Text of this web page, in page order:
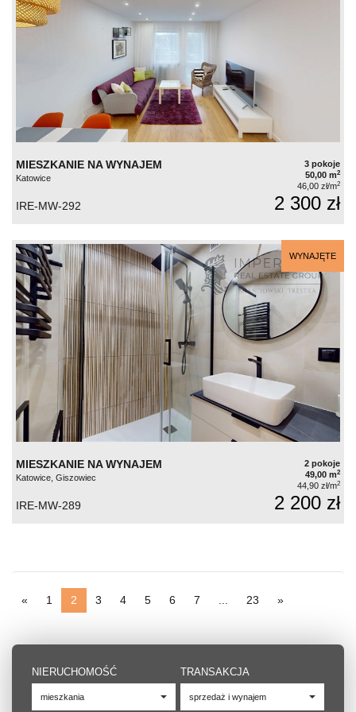
MIESZKANIE NA WYNAJEM
Katowice
3 pokoje
50,00 m2
46,00 zł/m2
IRE-MW-292 2 300 zł
WYNAJĘTE
MIESZKANIE NA WYNAJEM
Katowice, Giszowiec
2 pokoje
49,00 m2
44,90 zł/m2
IRE-MW-289 2 200 zł
« 1 2 3 4 5 6 7 23 »
NIERUCHOMOŚĆ TRANSAKCJA